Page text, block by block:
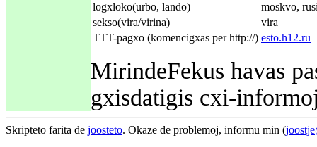
logxloko(urbo, lando)
moskvo,
sekso(vira/virina)
vira
TTT-pagxo (komencigxas per http://) esto.h12.ru
MirindeFekus havas
gxisdatigis cxi-
Skripteto farita de joosteto. Okaze de problemoj, informu min (